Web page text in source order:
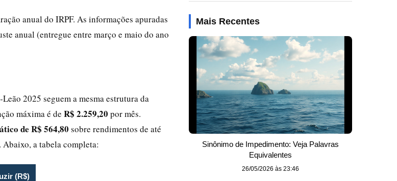
anual do IRPF. As informações apuradas
anual (entregue entre março e maio do ano
2025 seguem a mesma estrutura da
máxima é de R$ 2.259,20 por mês.
de R$ 564,80 sobre rendimentos de até
a tabela completa:
(R$)
Mais Recentes
Sinônimo de Impedimento: Veja Palavras
Equivalentes
26/05/2026 às 23:46